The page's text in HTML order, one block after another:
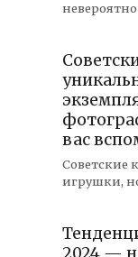
вас
Советские
игрушки,
2024 —